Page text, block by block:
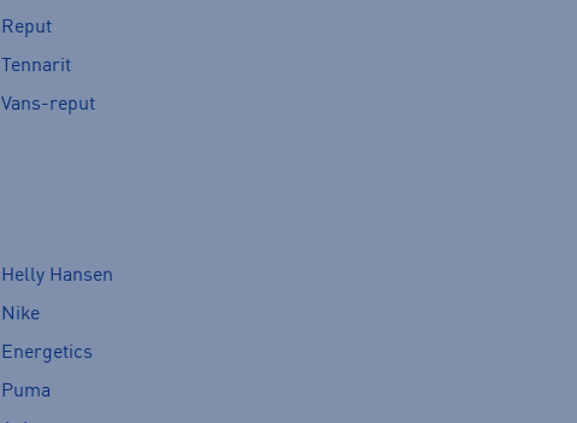
Reput
Tennarit
Vans-reput
Helly Hansen
Nike
Energetics
Puma